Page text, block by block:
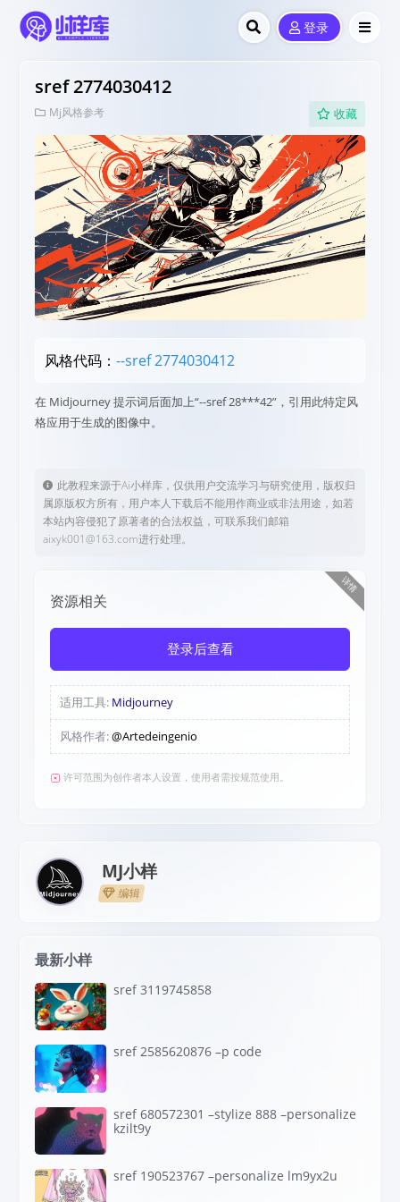
登录
sref 2774030412
Mj风格参考 收藏
风格代码：--sref 2774030412
在 Midjourney 提示词后面加上“--sref 28***42”，引用此特定风
格应用于生成的图像中。
此教程来源于Ai小样库，仅供用户交流学习与研究使用，版权归
属原版权方所有，用户本人下载后不能用作商业或非法用途，如若
本站内容侵犯了原著者的合法权益，可联系我们邮箱
aixyk001@163.com进行处理。
详情
资源相关
登录后查看
适用工具: Midjourney
风格作者:@Artedeingenio
许可范围为创作者本人设置，使用者需按规范使用。
MJ小样
编辑
最新小样
sref 3119745858
sref 2585620876 –p code
sref 680572301 –stylize 888 –personalize
kzilt9y
sref 190523767 –personalize lm9yx2u